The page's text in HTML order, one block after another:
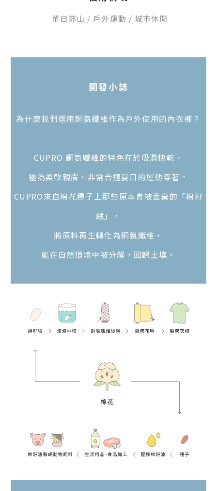
單日郊山 / 戶外運動 / 城市休閒
開發小誌
為什麼我們選用銅氨纖維作為戶外使用的內衣褲？
CUPRO 銅氨纖維的特色在於吸濕快乾、
極為柔軟親膚，非常合適夏日的運動穿著。
CUPRO來自棉花種子上那些原本會被丟棄的「棉籽
絨」，
將原料再生轉化為銅氨纖維，
能在自然環境中被分解，回歸土壤。